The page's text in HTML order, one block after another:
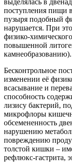
поступления пищи
пузыря подобный
нарушается. При
физико-
повышенной
камнеобразованию).
Бесконтрольное
изменении её
всасывание и
способность
лизису бактерий,
микрофлоры
обсемененность
нарушению
повреждению
толстой кишки –
рефлюкс-гастрита,